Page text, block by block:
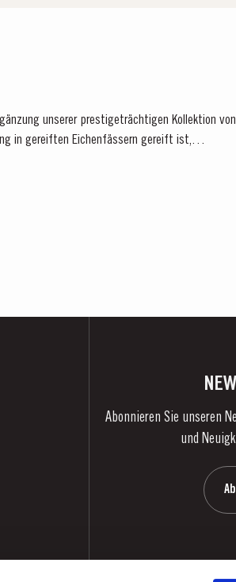
unserer prestigeträchtigen Kollektion von
in gereiften Eichenfässern gereift ist,
Abonnieren Sie unseren
und